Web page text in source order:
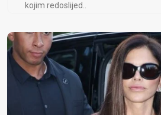
kojim redoslijed..